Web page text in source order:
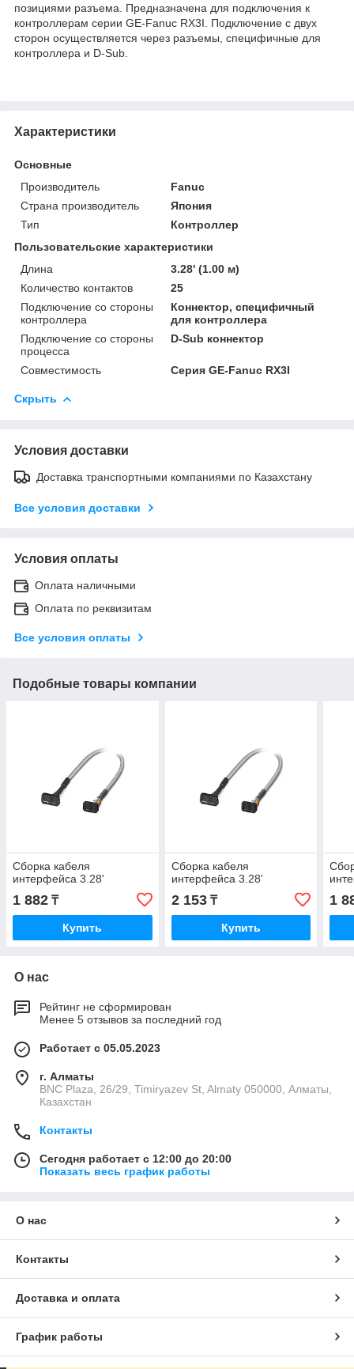
позициями разъема. Предназначена для подключения к
контроллерам серии GE-Fanuc RX3I. Подключение с двух
сторон осуществляется через разъемы, специфичные для
контроллера и D-Sub.
Характеристики
Основные
Производитель
Fanuc
Страна производитель
Япония
Тип
Контроллер
Пользовательские характеристики
Длина
3.28' (1.00 м)
Количество контактов
25
Подключение со стороны
контроллера
Коннектор, специфичный
для контроллера
Подключение со стороны
процесса
D-Sub коннектор
Совместимость Серия GE-Fanuc RX3I
Скрыть
Условия доставки
Доставка транспортными компаниями по Казахстану
Все условия доставки
Условия оплаты
Оплата наличными
Оплата по реквизитам
Все условия оплаты
Подобные товары компании
Сборка кабеля
интерфейса 3.28'
1 882 ₸
Купить
Сборка кабеля
интерфейса 3.28'
2 153₸
Купить
1
О нас
Рейтинг не сформирован
Менее 5 отзывов за последний год
Работает с 05.05.2023
г. Алматы
BNC Plaza, 26/29, Timiryazev St, Almaty 050000, Алматы,
Казахстан
Контакты
Сегодня работает с 12:00 до 20:00
Показать весь график работы
О нас
Контакты
Доставка и оплата
График работы